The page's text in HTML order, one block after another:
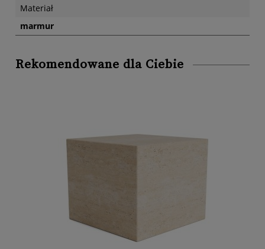
Materiał
marmur
Rekomendowane dla Ciebie